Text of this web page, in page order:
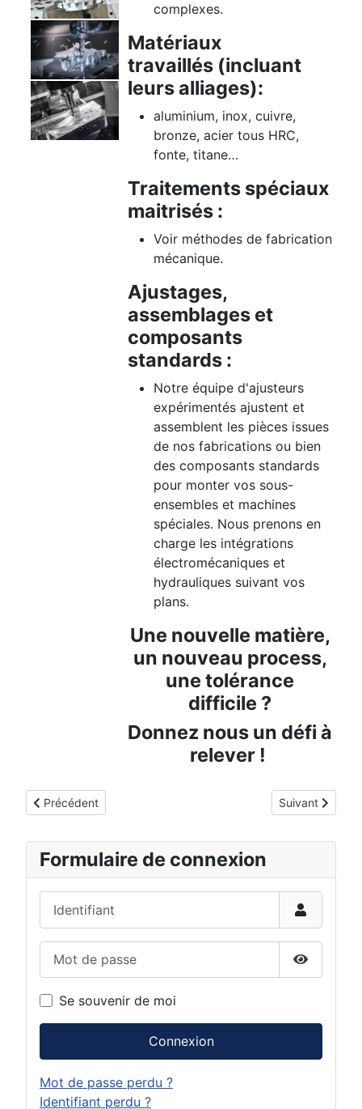
complexes.
Matériaux
travaillés (incluant
leurs alliages):
aluminium, inox, cuivre,
bronze, acier tous HRC,
fonte, titane…
Traitements spéciaux
maitrisés :
Voir méthodes de fabrication
mécanique.
Ajustages,
assemblages et
composants
standards :
Notre équipe d'ajusteurs
expérimentés ajustent et
assemblent les pièces issues
de nos fabrications ou bien
des composants standards
pour monter vos sous-
ensembles et machines
spéciales. Nous prenons en
charge les intégrations
électromécaniques et
hydrauliques suivant vos
plans.
Une nouvelle matière,
un nouveau process,
une tolérance
difficile ?
Donnez nous un défi à
relever !
Article précédent : Spécialiste de l'outillage industriel
Précédent Article suivant
Suivant
Formulaire de connexion
Afficher
Se souvenir de moi
Connexion
Mot de passe perdu ?
Identifiant perdu ?